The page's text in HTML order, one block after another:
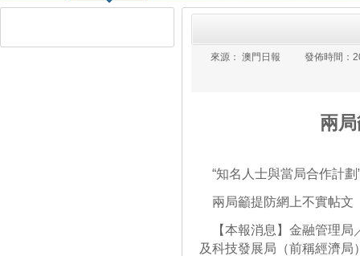
來源： 澳門日報 發佈時間：
兩
“知名人士與當局合作計劃
兩局籲提防網上不實帖文
【本報消息】金融管理局
及科技發展局（前稱經濟